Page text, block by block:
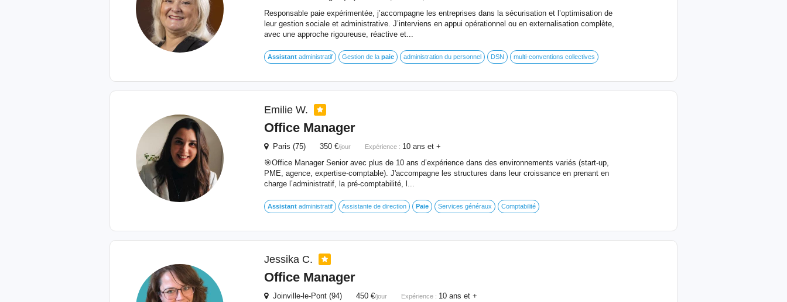
Responsable paie expérimentée, j’accompagne les entreprises dans la sécurisation et l’optimisation de
leur gestion sociale et administrative. J’interviens en appui opérationnel ou en externalisation complète,
avec une approche rigoureuse, réactive et...
Assistantadministratif Gestion de la paie administration du personnel DSN multi-conventions collectives
Emilie W.
Office Manager
Paris (75) 350 €/jour Expérience : 10 ans et +
🎯Office Manager Senior avec plus de 10 ans d’expérience dans des environnements variés (start-up,
PME, agence, expertise-comptable). J'accompagne les structures dans leur croissance en prenant en
charge l’administratif, la pré-comptabilité, l...
Assistantadministratif Assistante de direction Paie Services généraux Comptabilité
Jessika C.
Office Manager
Joinville-le-Pont (94) 450 €/jour Expérience : 10 ans et +